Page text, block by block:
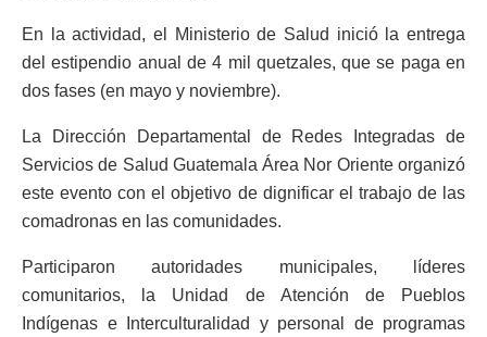
En la actividad, el Ministerio de Salud inició la entrega
del estipendio anual de 4 mil quetzales, que se paga en
dos fases (en mayo y noviembre).
La Dirección Departamental de Redes Integradas de
Servicios de Salud Guatemala Área Nor Oriente organizó
este evento con el objetivo de dignificar el trabajo de las
comadronas en las comunidades.
Participaron autoridades municipales, líderes
comunitarios, la Unidad de Atención de Pueblos
Indígenas e Interculturalidad y personal de programas